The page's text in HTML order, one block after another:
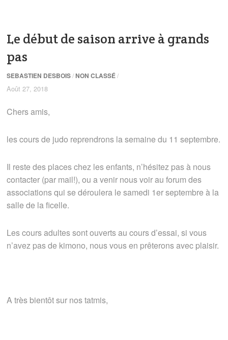
Le début de saison arrive à grands
pas
SEBASTIEN DESBOIS / NON CLASSÉ /
Août 27, 2018
Chers amis,
les cours de judo reprendrons la semaine du 11 septembre.
Il reste des places chez les enfants, n’hésitez pas à nous
contacter (par mail!), ou a venir nous voir au forum des
associations qui se déroulera le samedi 1er septembre à la
salle de la ficelle.
Les cours adultes sont ouverts au cours d’essai, si vous
n’avez pas de kimono, nous vous en prêterons avec plaisir.
A très bientôt sur nos tatmis,